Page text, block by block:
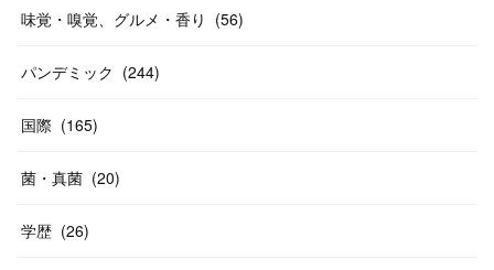
味覚・嗅覚、グルメ・香り (56)
パンデミック (244)
国際 (165)
菌・真菌 (20)
学歴 (26)